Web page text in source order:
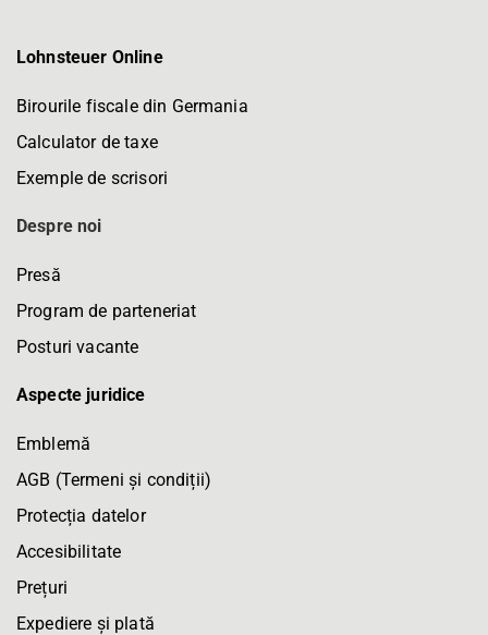
Lohnsteuer Online
Birourile fiscale din Germania
Calculator de taxe
Exemple de scrisori
Despre noi
Presă
Program de parteneriat
Posturi vacante
Aspecte juridice
Emblemă
AGB (Termeni și condiții)
Protecția datelor
Accesibilitate
Prețuri
Expediere și plată